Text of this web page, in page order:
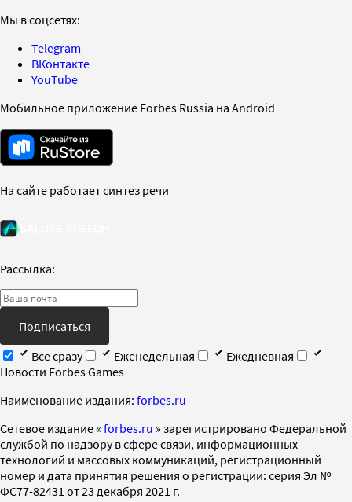
Мы в соцсетях:
Telegram
ВКонтакте
YouTube
Мобильное приложение Forbes Russia на Android
На сайте работает синтез речи
Рассылка:
Подписаться
Все сразу
Еженедельная
Ежедневная
Новости Forbes Games
Наименование издания: forbes.ru
Cетевое издание « forbes.ru » зарегистрировано Федеральной
службой по надзору в сфере связи, информационных
технологий и массовых коммуникаций, регистрационный
номер и дата принятия решения о регистрации: серия Эл №
ФС77-82431 от 23 декабря 2021 г.